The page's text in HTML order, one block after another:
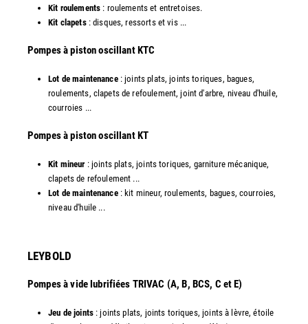
Kit roulements : roulements et entretoises.
Kit clapets: disques, ressorts et vis ...
​Pompes à piston oscillant KTC
Lot de maintenance : joints plats, joints toriques, bagues,
roulements, clapets de refoulement, joint d'arbre, niveau d'huile,
courroies ...
​Pompes à piston oscillant KT
Kit mineur : joints plats, joints toriques, garniture mécanique,
clapets de refoulement ...
Lot de maintenance: kit mineur, roulements, bagues, courroies,
niveau d'huile ...​
LEYBOLD
Pompes à vide lubrifiées TRIVAC (A, B, BCS, C et E)
Jeu de joints: joints plats, joints toriques, joints à lèvre, étoile